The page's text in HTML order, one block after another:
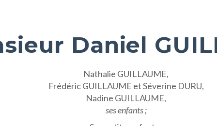
Daniel
Nathalie GUILLAUME,
Frédéric GUILLAUME et Séverine DURU,
Nadine GUILLAUME,
ses enfants ;